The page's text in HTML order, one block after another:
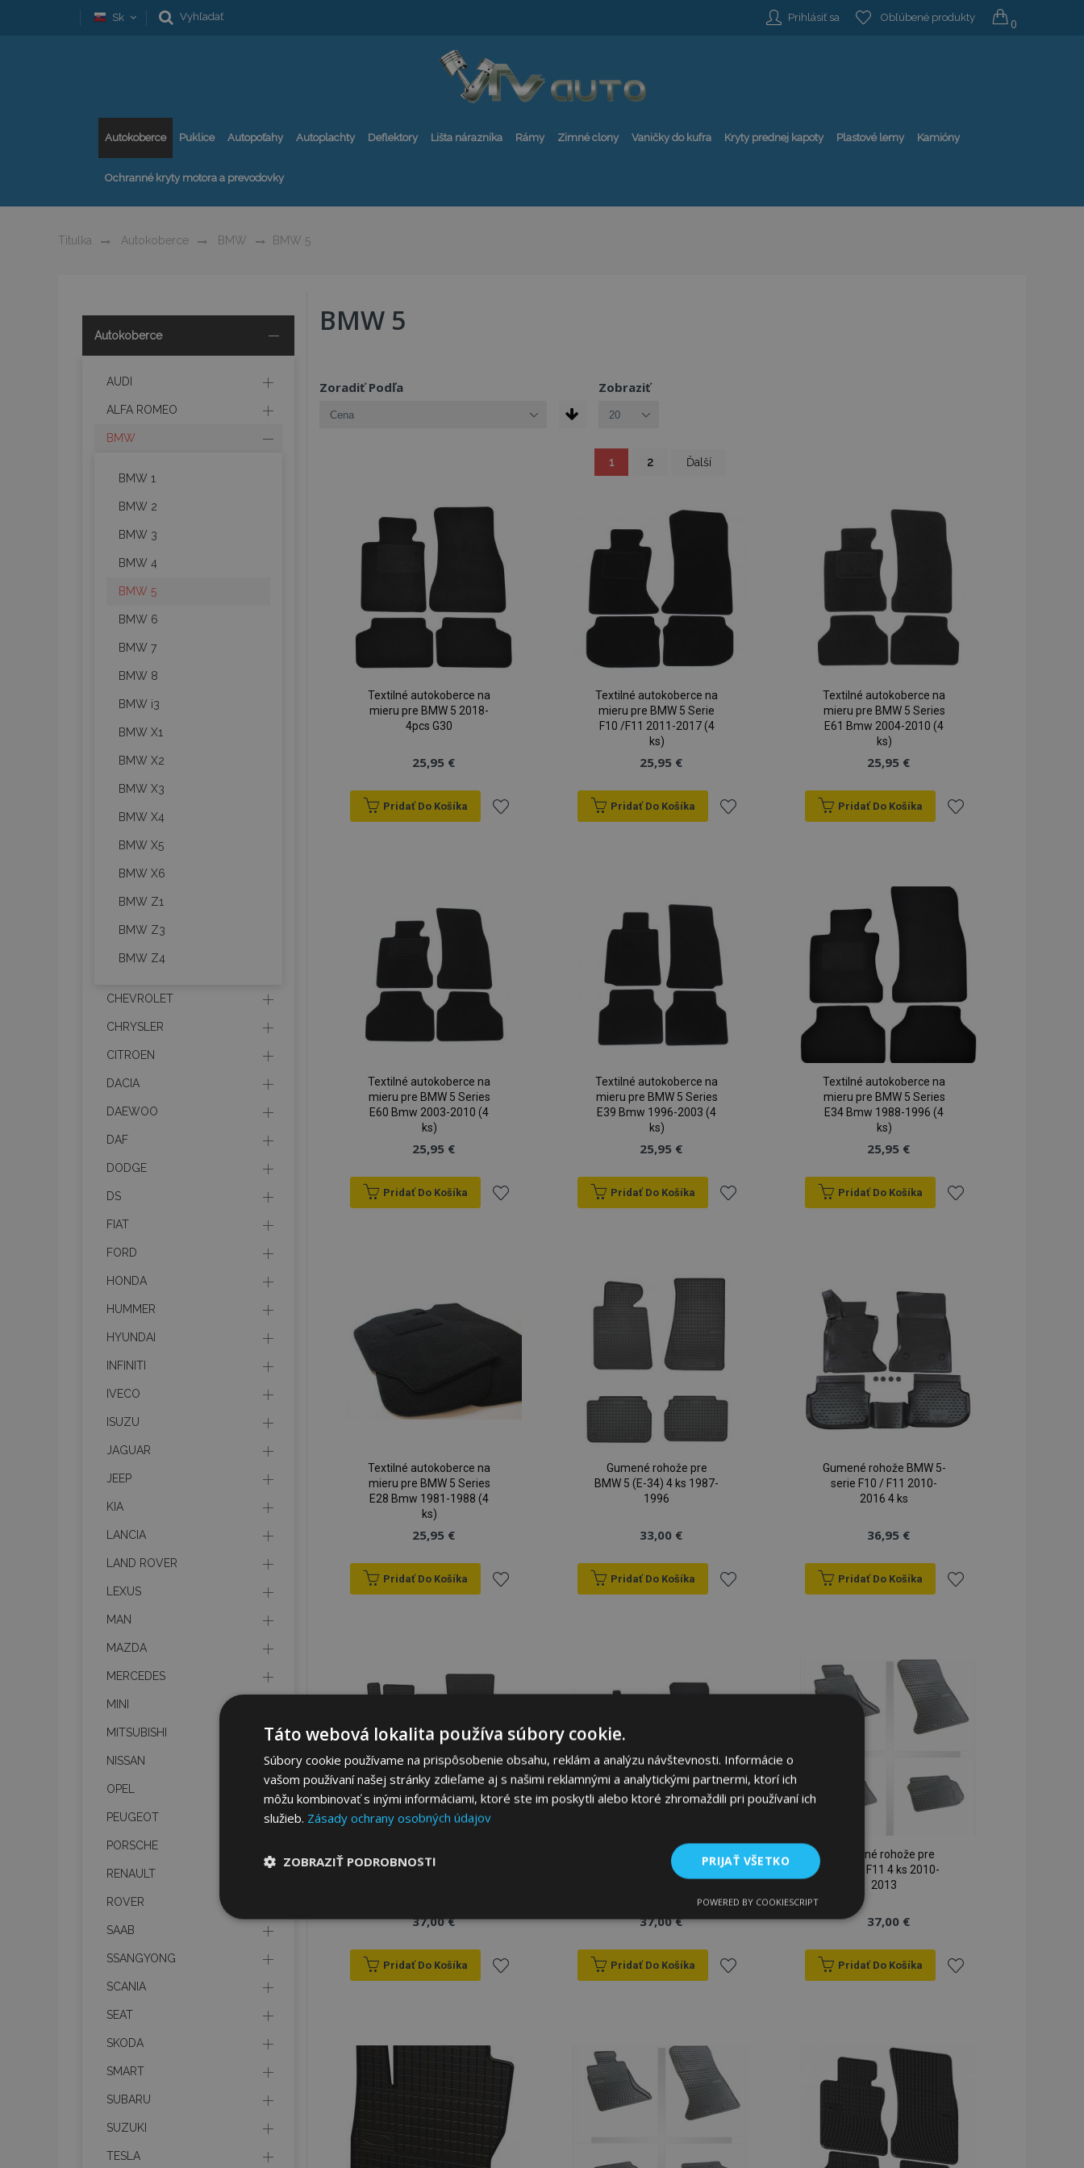
Sk Vyhľadať Prihlásiť sa Obľúbené produkty 0
Autokoberce Puklice Autopoťahy Autoplachty Deflektory Lišta nárazníka Rámy Zimné clony Vaničky do kufra Kryty prednej kapoty Plastové lemy Kamióny
Ochranné kryty motora a prevodovky
Titulka Autokoberce BMW BMW 5
BMW 5
Zoradiť Podľa Zobraziť
Strana
You're currently reading page
1 2
Strana
Ďalší
Textilné autokoberce na
mieru pre BMW 5 2018-
4pcs G30
25,95 €
Pridať Do Košíka
Textilné autokoberce na
mieru pre BMW 5 Serie
F10 /F11 2011-2017 (4
ks)
25,95 €
Pridať Do Košíka
prianí
Textilné autokoberce na
mieru pre BMW 5 Series
E61 Bmw 2004-2010 (4
ks)
25,95 €
Pridať Do Košíka
zoznamu
prianí
Textilné autokoberce na
mieru pre BMW 5 Series
E60 Bmw 2003-2010 (4
ks)
25,95 €
Pridať Do Košíka
prianí
Textilné autokoberce na
mieru pre BMW 5 Series
E39 Bmw 1996-2003 (4
ks)
25,95 €
Pridať Do Košíka
zoznamu
Textilné autokoberce na
mieru pre BMW 5 Series
E34 Bmw 1988-1996 (4
ks)
25,95 €
Pridať Do Košíka
prianí
Textilné autokoberce na
mieru pre BMW 5 Series
E28 Bmw 1981-1988 (4
ks)
25,95 €
Pridať Do Košíka
zoznamu
Gumené rohože pre
BMW 5 (E-34) 4 ks 1987-
1996
33,00 €
Pridať Do Košíka
Gumené rohože BMW 5-
serie F10 / F11 2010-
2016 4 ks
36,95 €
Pridať Do Košíka
zoznamu
prianí
BMW 5 (G30) 4 ks 2017-
37,00 €
Pridať Do Košíka
zoznamu
prianí
Gumené rohože pre
BMW 5 GT (F07) 4 ks
37,00 €
Pridať Do Košíka
zoznamu
prianí
Gumené rohože pre
BMW 5 F11 4 ks 2010-
2013
37,00 €
Pridať Do Košíka
zoznamu
prianí
Autokoberce
AUDI
ALFA ROMEO
BMW
BMW 1
BMW 2
BMW 3
BMW 4
BMW 5
BMW 6
BMW 7
BMW 8
BMW i3
BMW X1
BMW X2
BMW X3
BMW X4
BMW X5
BMW X6
BMW Z1
BMW Z3
BMW Z4
CHEVROLET
CHRYSLER
CITROEN
DACIA
DAEWOO
DAF
DODGE
DS
FIAT
FORD
HONDA
HUMMER
HYUNDAI
INFINITI
IVECO
ISUZU
JAGUAR
JEEP
KIA
LANCIA
LAND ROVER
LEXUS
MAN
MAZDA
MERCEDES
MINI
MITSUBISHI
NISSAN
OPEL
PEUGEOT
PORSCHE
RENAULT
ROVER
SAAB
SSANGYONG
SCANIA
SEAT
SKODA
SMART
SUBARU
SUZUKI
TESLA
Táto webová lokalita používa súbory cookie.
Súbory cookie používame na prispôsobenie obsahu, reklám a analýzu návštevnosti. Informácie o
vašom používaní našej stránky zdieľame aj s našimi reklamnými a analytickými partnermi, ktorí ich
môžu kombinovať s inými informáciami, ktoré ste im poskytli alebo ktoré zhromaždili pri používaní ich
služieb. Zásady ochrany osobných údajov
PRIJAŤ VŠETKO
ZOBRAZIŤ PODROBNOSTI
potrebné
Funkcie
Nevyhnutne potrebné súbory cookie umožňujú základné funkcie webovej lokality, ako prihlásenie používateľa a správa účtu.
Webová lokalita sa nedá správne používať bez nevyhnutne potrebných súborov cookie.
Poskytovateľ
Doména
Popis
mage-cache-storage
Adobe Inc.
www.vtvauto.sk
stránky načítali rýchlejšie.
POWERED BY COOKIESCRIPT